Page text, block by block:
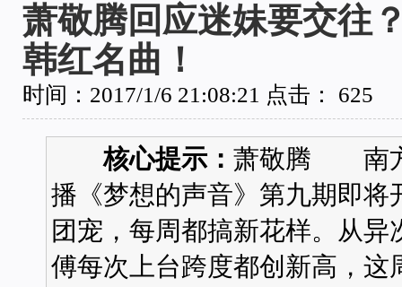
萧敬腾回应迷妹要交往
韩红名曲！
时间：2017/1/6 21:08:21 点击： 625
核心提示： 萧敬腾 南方
播《梦想的声音》第九期即
团宠，每周都搞新花样。从
傅每次上台跨度都创新高，